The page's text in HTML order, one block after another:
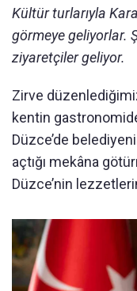
Kültür turlarıyla
görmeye geliyorlar.
ziyaretçiler geliyor.
Zirve
kentin
Düzce’de
açtığı mekâna
Düzce’nin